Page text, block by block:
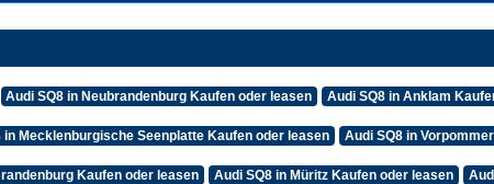
Audi SQ8 in Neubrandenburg Kaufen oder leasen Audi SQ8 in Anklam
in Mecklenburgische Seenplatte Kaufen oder leasen Audi SQ8 in
Kaufen oder leasen Audi SQ8 in Müritz Kaufen oder leasen